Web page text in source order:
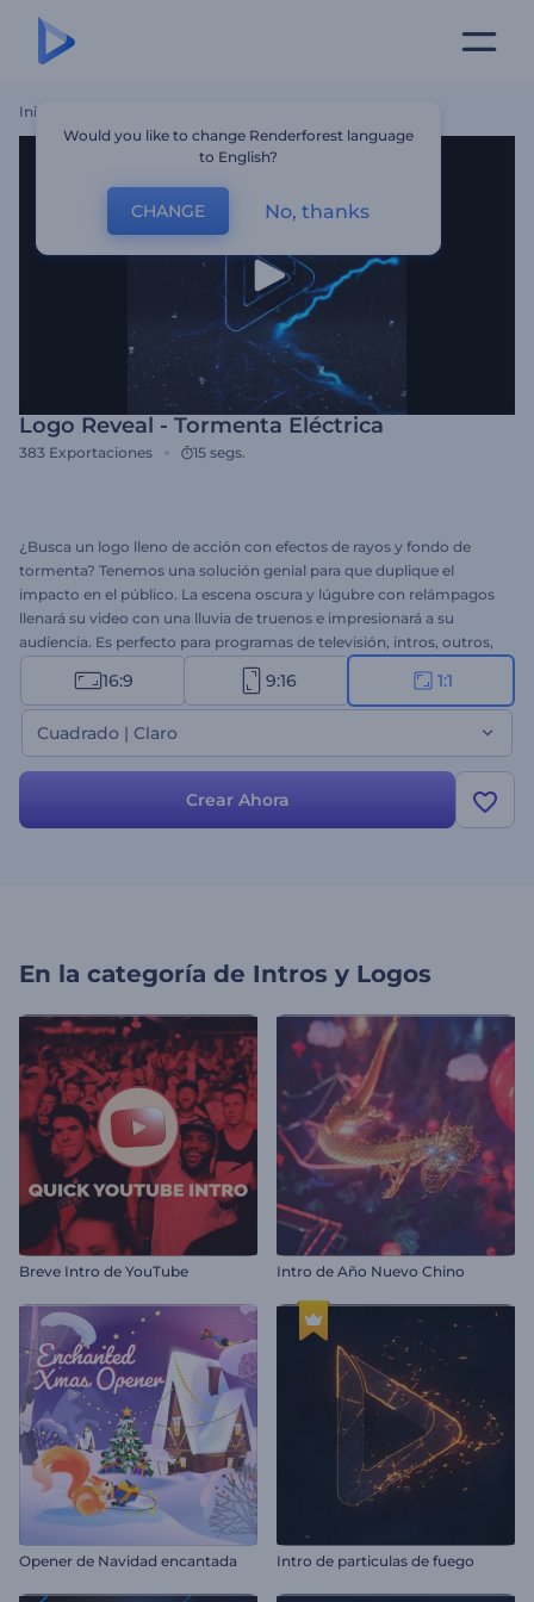
Inicio
Logo Reveal - Tormenta Eléctrica
383 Exportaciones 15 segs.
¿Busca un logo lleno de acción con efectos de rayos y fondo de
tormenta? Tenemos una solución genial para que duplique el
impacto en el público. La escena oscura y lúgubre con relámpagos
llenará su video con una lluvia de truenos e impresionará a su
audiencia. Es perfecto para programas de televisión, intros, outros,
tráilers, aperturas, para presentar su canal de YouTube y promover
sus nuevas ideas. Sienta el momento con sólo subir su logo, añadir
el texto y la música. ¡Su video estará listo en unos pocos minutos!
16:9 9:16 1:1
Cuadrado | Claro
Crear Ahora
En la categoría de Intros y Logos
Breve Intro de YouTube Intro de Año Nuevo Chino
Opener de Navidad encantada Intro de particulas de fuego
Would you like to change Renderforest language
to English?
CHANGE No, thanks